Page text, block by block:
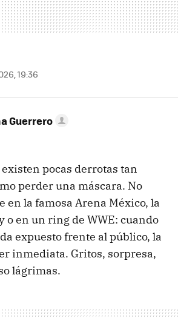
19:36
Guerrero
existen pocas derrotas tan
perder una máscara. No
en la famosa Arena México, la
o en un ring de WWE: cuando
expuesto frente al público, la
inmediata. Gritos, sorpresa,
lágrimas.